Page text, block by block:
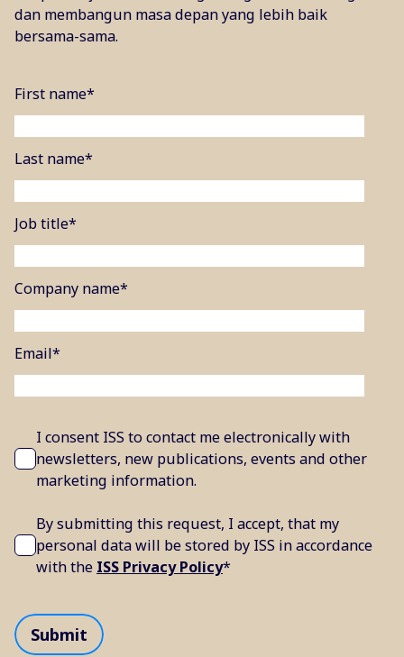
dan membangun masa depan yang lebih baik
bersama-sama.
First name*
Last name*
Job title*
Company name*
Email*
I consent ISS to contact me electronically with
newsletters, new publications, events and other
marketing information.
By submitting this request, I accept, that my
personal data will be stored by ISS in accordance
with the ISS Privacy Policy*